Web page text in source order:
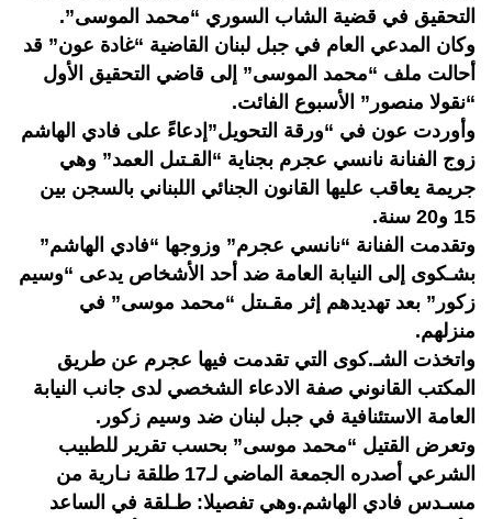
التحقيق في قضية الشاب السوري “محمد الموسى”.
وكان المدعي العام في جبل لبنان القاضية “غادة عون” قد
أحالت ملف “محمد الموسى” إلى قاضي التحقيق الأول
“نقولا منصور” الأسبوع الفائت.
وأوردت عون في “ورقة التحويل”إدعاءً على فادي الهاشم
زوج الفنانة نانسي عجرم بجناية “القـتىل العمد” وهي
جريمة يعاقب عليها القانون الجنائي اللبناني بالسجن بين
15 و20 سنة.
وتقدمت الفنانة “نانسي عجرم” وزوجها “فادي الهاشم”
بشـكوى إلى النيابة العامة ضد أحد الأشخاص يدعى “وسيم
زكور” بعد تهديدهم إثر مقـىتل “محمد موسى” في
منزلهم.
واتخذت الشـ.كوى التي تقدمت فيها عجرم عن طريق
المكتب القانوني صفة الادعاء الشخصي لدى جانب النيابة
العامة الاستئنافية في جبل لبنان ضد وسيم زكور.
وتعرض القتيل “محمد موسى” بحسب تقرير للطبيب
الشرعي أصدره الجمعة الماضي لـ17 طلقة نـارية من
مسـدس فادي الهاشم.وهي تفصيلا: طـلقة في الساعد